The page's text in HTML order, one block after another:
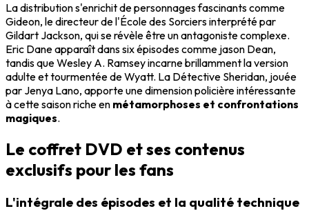
La distribution s'enrichit de personnages fascinants comme
Gideon, le directeur de l'École des Sorciers interprété par
Gildart Jackson, qui se révèle être un antagoniste complexe.
Eric Dane apparaît dans six épisodes comme jason Dean,
tandis que Wesley A. Ramsey incarne brillamment la version
adulte et tourmentée de Wyatt. La Détective Sheridan, jouée
par Jenya Lano, apporte une dimension policière intéressante
à cette saison riche en métamorphoses et confrontations
magiques.
Le coffret DVD et ses contenus
exclusifs pour les fans
L'intégrale des épisodes et la qualité technique